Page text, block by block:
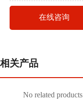
在线咨询
相关产品
No related products